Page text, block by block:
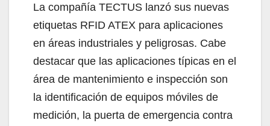
La compañía TECTUS lanzó sus nuevas
etiquetas RFID ATEX para aplicaciones
en áreas industriales y peligrosas. Cabe
destacar que las aplicaciones típicas en el
área de mantenimiento e inspección son
la identificación de equipos móviles de
medición, la puerta de emergencia contra